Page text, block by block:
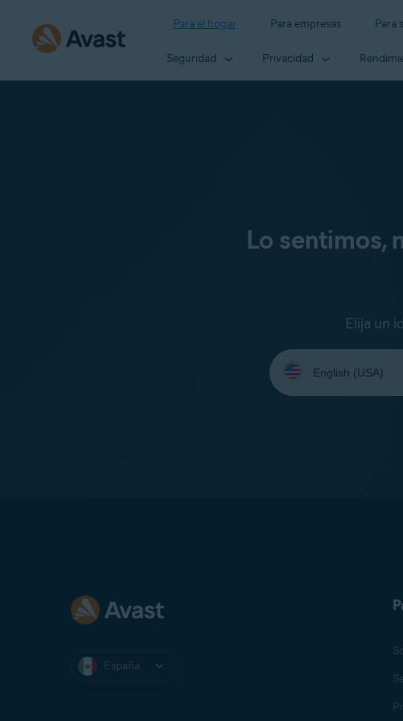
Para el hogar Para empresas Para
Seguridad Privacidad
Lo sentimos,
Elija un
Seleccione
su
idioma:
España